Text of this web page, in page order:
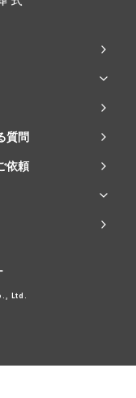
質問
依頼
Ltd.